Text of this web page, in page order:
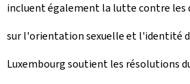
incluent également la lutte contre les
sur l'orientation sexuelle et l'identité
Luxembourg soutient les résolutions